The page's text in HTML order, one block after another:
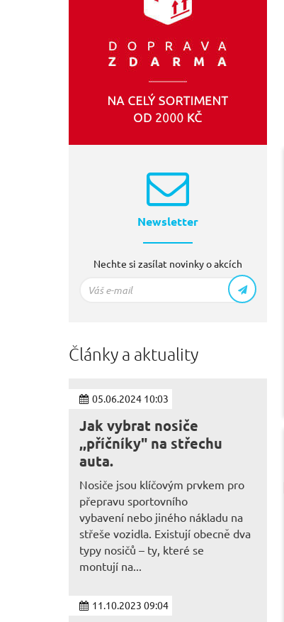
Newsletter
Nechte si zasílat novinky o akcích
Články a aktuality
05.06.2024 10:03
Jak vybrat nosiče
,,příčníky" na střechu
auta.
Nosiče jsou klíčovým prvkem pro
přepravu sportovního
vybavení nebo jiného nákladu na
střeše vozidla. Existují obecně dva
typy nosičů – ty, které se
montují na...
11.10.2023 09:04